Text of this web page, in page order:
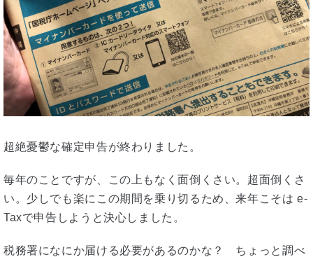
超絶憂鬱な確定申告が終わりました。
毎年のことですが、この上もなく面倒くさい。超面倒くさ
い。少しでも楽にこの期間を乗り切るため、来年こそは e-
Taxで申告しようと決心しました。
税務署になにか届ける必要があるのかな？ ちょっと調べ